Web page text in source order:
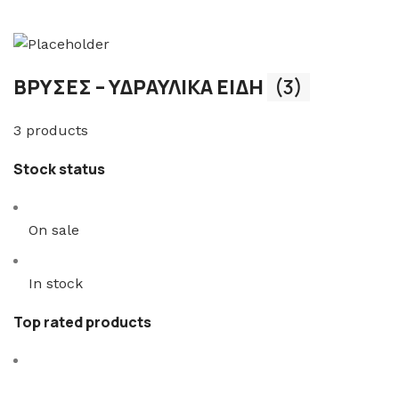
ΒΡΥΣΕΣ – ΥΔΡΑΥΛΙΚΑ ΕΙΔΗ (3)
3 products
Stock status
On sale
In stock
Top rated products